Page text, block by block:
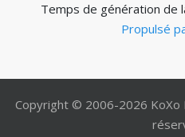
Temps de génération de
Propulsé
Copyright © 2006-2026